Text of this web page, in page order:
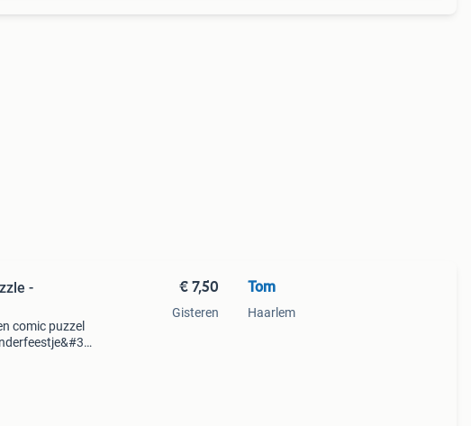
-
comic puzzel
€ 7,50
Gisteren
Tom
Haarlem